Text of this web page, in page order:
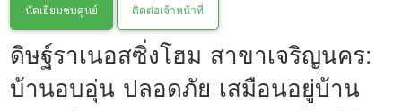
นัดเยี่ยมชมศูนย์
ติดต่อเจ้าหน้าที่
ดิษฐ์ราเนอสซิ่งโฮม สาขาเจริญนคร:
บ้านอบอุ่น ปลอดภัย เสมือนอยู่บ้าน